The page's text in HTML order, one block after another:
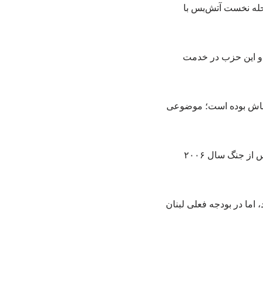
نخست آتش‌بس با
و این حزب در خدمت
بوده است؛ موضوعی
به گفته الموسوی، ایده خلع سلاح حزب‌الله در جنوب لبنان، موضوعی جدید نیست و نخستین بار پس از جنگ سال ۲۰۰۶
در بودجه فعلی لبنان